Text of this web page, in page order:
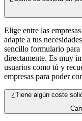
Elige entre las
adapte a tus
sencillo formulario para
directamente. Es muy
usuarios como tú y
empresas para poder
¿Tiene algún coste